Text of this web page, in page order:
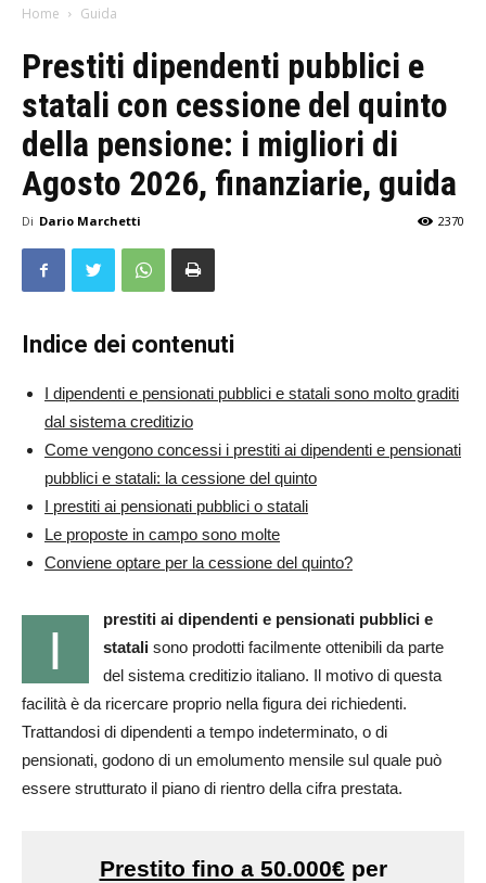
Home Guida
Prestiti dipendenti pubblici e
statali con cessione del quinto
della pensione: i migliori di
Agosto 2026, finanziarie, guida
Di Dario Marchetti 2370
Indice dei contenuti
I dipendenti e pensionati pubblici e statali sono molto graditi
dal sistema creditizio
Come vengono concessi i prestiti ai dipendenti e pensionati
pubblici e statali: la cessione del quinto
I prestiti ai pensionati pubblici o statali
Le proposte in campo sono molte
Conviene optare per la cessione del quinto?
I
prestiti ai dipendenti e pensionati pubblici e
statali sono prodotti facilmente ottenibili da parte
del sistema creditizio italiano. Il motivo di questa
facilità è da ricercare proprio nella figura dei richiedenti.
Trattandosi di dipendenti a tempo indeterminato, o di
pensionati, godono di un emolumento mensile sul quale può
essere strutturato il piano di rientro della cifra prestata.
Prestito fino a 50.000€per